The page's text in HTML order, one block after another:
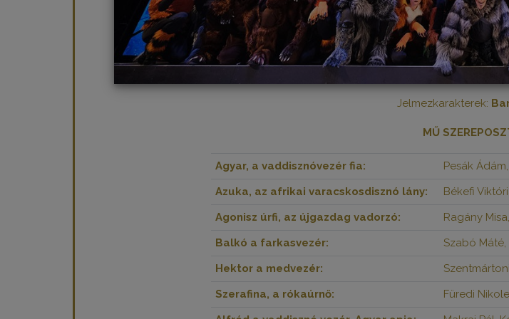
Jelmezkarakterek:
MŰ
Agyar, a vaddisznóvezér fia:
Pesák
Azuka, az afrikai varacskosdisznó lány:
Békefi
Agonisz úrfi, az újgazdag vadorzó:
Ragány
Balkó a farkasvezér:
Szabó
Hektor a medvezér:
Szerafina, a rókaúrnő:
Füredi